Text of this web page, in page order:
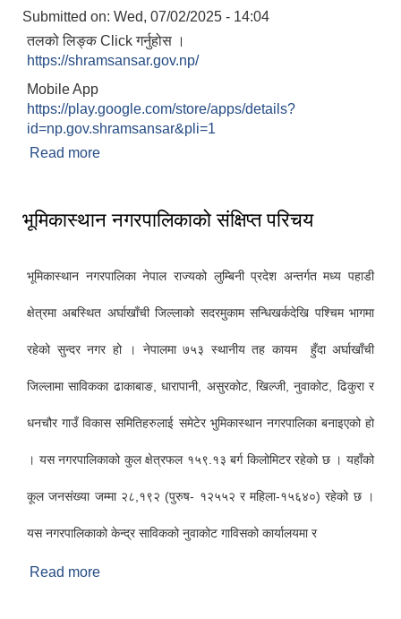
Submitted on: Wed, 07/02/2025 - 14:04
तलको लिङ्क Click गर्नुहोस ।
https://shramsansar.gov.np/
Mobile App
https://play.google.com/store/apps/details?
id=np.gov.shramsansar&pli=1
Read more
भूमिकास्थान नगरपालिकाको संक्षिप्त परिचय
भूमिकास्थान नगरपालिका नेपाल राज्यको लुम्बिनी प्रदेश अन्तर्गत मध्य पहाडी
क्षेत्रमा अबस्थित अर्घाखाँची जिल्लाको सदरमुकाम सन्धिखर्कदेखि पश्चिम भागमा
रहेको सुन्दर नगर हो । नेपालमा ७५३ स्थानीय तह कायम हुँदा अर्घाखाँची
जिल्लामा साविकका ढाकाबाङ, धारापानी, असुरकोट, खिल्जी, नुवाकोट, ढिकुरा र
धनचौर गाउँ विकास समितिहरुलाई समेटेर भुमिकास्थान नगरपालिका बनाइएको हो
। यस नगरपालिकाको कुल क्षेत्रफल १५९.१३ बर्ग किलोमिटर रहेको छ । यहाँको
कूल जनसंख्या जम्मा २८,१९२ (पुरुष- १२५५२ र महिला-१५६४०) रहेको छ ।
यस नगरपालिकाको केन्द्र साविकको नुवाकोट गाविसको कार्यालयमा र
Read more